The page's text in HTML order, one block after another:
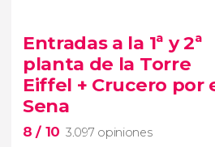
uno de los
París
free tour por
cabarets más
Entradas a la 1ª y 2ª
planta de la Torre
Eiffel + Crucero por
Sena
8/ 10 3.097 opiniones